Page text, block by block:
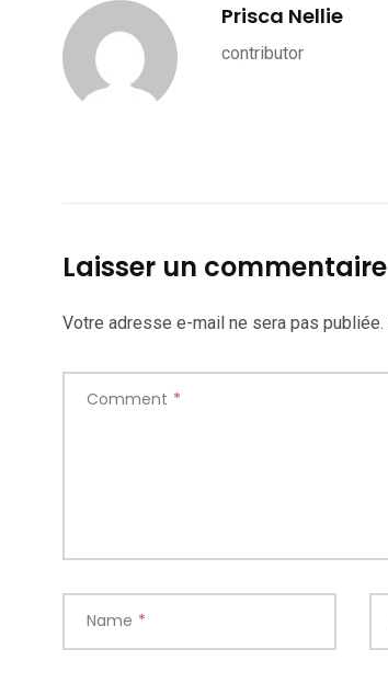
Prisca Nellie
contributor
Laisser un commentaire
Votre adresse e-mail ne sera pas publiée.
Comment *
Name *